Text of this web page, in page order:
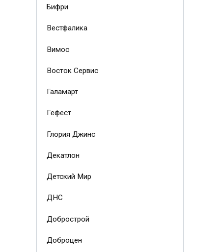
Бифри
Вестфалика
Вимос
Восток Сервис
Галамарт
Гефест
Глория Джинс
Декатлон
Детский Мир
ДНС
Добрострой
Доброцен